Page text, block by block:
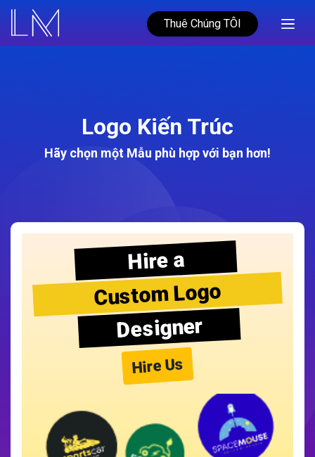
Thuê Chúng TÔI
Logo Kiến Trúc
Hãy chọn một Mẫu phù hợp với bạn hơn!
Hire a
Custom Logo
Designer
Hire Us